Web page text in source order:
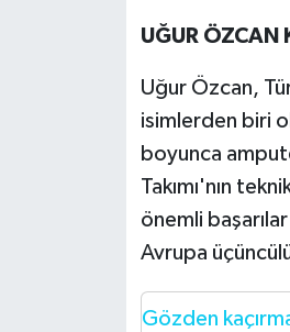
UĞUR ÖZCAN
Uğur Özcan,
isimlerden biri
boyunca
Takımı'nın
önemli
Avrupa
Gözden